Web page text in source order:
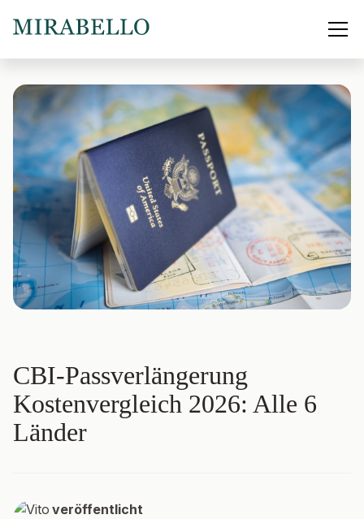
CBI-Passverlängerung
Kostenvergleich 2026: Alle 6
Länder
veröffentlicht